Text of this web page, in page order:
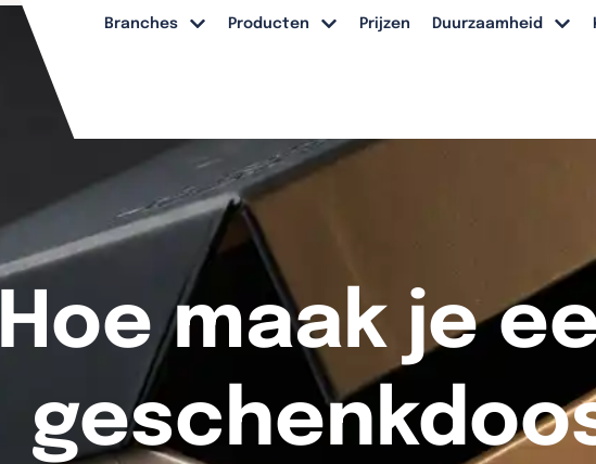
Branches Producten Prijzen Duurzaamheid
Hoe maak je